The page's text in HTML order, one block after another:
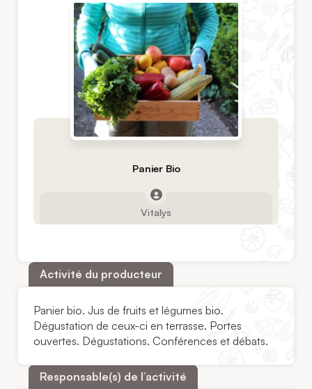
Panier Bio
Vitalys
Activité du producteur
Panier bio. Jus de fruits et légumes bio.
Dégustation de ceux-ci en terrasse. Portes
ouvertes. Dégustations. Conférences et débats.
Responsable(s) de l’activité